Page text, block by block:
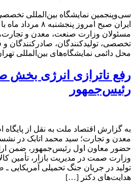
سی‌وپنجمین نمایشگاه بین‌المللی
ایران صبح امروز
مسئولان وزارت صنعت، معدن و تجارت،
تخصصی، تولیدکنندگان، صادرکنندگان
محل دائمی نمایشگاه‌های بین‌المللی
رفع ناترازی انرژی بخش
رئیس‌جمهور
به گزارش اقتصاد ملت به نقل از
معدن و تجارت؛ سید محمد اتابک در
حضور معاون اول رئیس‌جمهور، ضمن
وزارت صمت در مدیریت بازار، تأمین
تولید در جریان جنگ تحمیلی آمریکایی ـ
هدایت‌های دکتر […]